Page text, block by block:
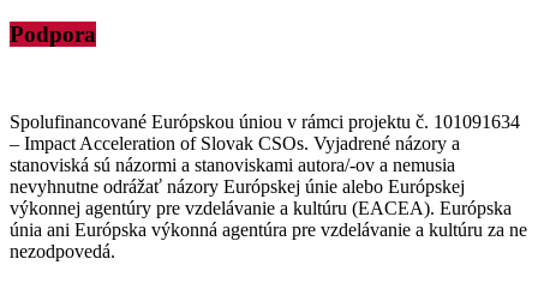
Podpora
Spolufinancované Európskou úniou v rámci projektu č. 101091634
– Impact Acceleration of Slovak CSOs. Vyjadrené názory a
stanoviská sú názormi a stanoviskami autora/-ov a nemusia
nevyhnutne odrážať názory Európskej únie alebo Európskej
výkonnej agentúry pre vzdelávanie a kultúru (EACEA). Európska
únia ani Európska výkonná agentúra pre vzdelávanie a kultúru za ne
nezodpovedá.